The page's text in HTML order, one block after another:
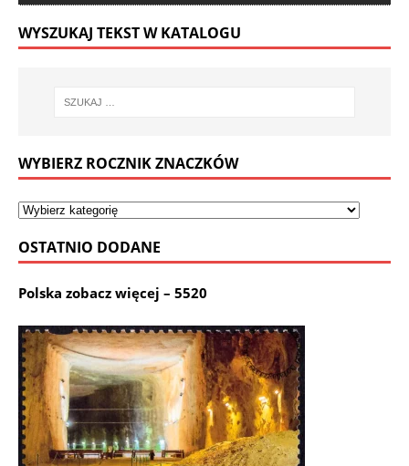
WYSZUKAJ TEKST W KATALOGU
WYBIERZ ROCZNIK ZNACZKÓW
OSTATNIO DODANE
Polska zobacz więcej – 5520